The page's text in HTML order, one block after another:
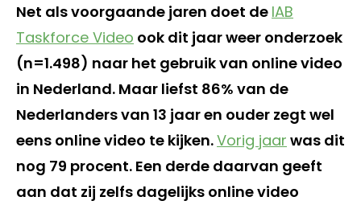
Net als voorgaande jaren doet de IAB
Taskforce Video ook dit jaar weer onderzoek
(n=1.498) naar het gebruik van online video
in Nederland. Maar liefst 86% van de
Nederlanders van 13 jaar en ouder zegt wel
eens online video te kijken.Vorig jaar was dit
nog 79 procent. Een derde daarvan geeft
aan dat zij zelfs dagelijks online video